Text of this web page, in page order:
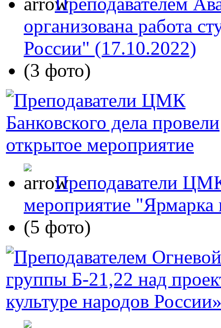
организована работа
России" (17.10.2022)
(3 фото)
Преподаватели
мероприятие "Ярмарка
(5 фото)